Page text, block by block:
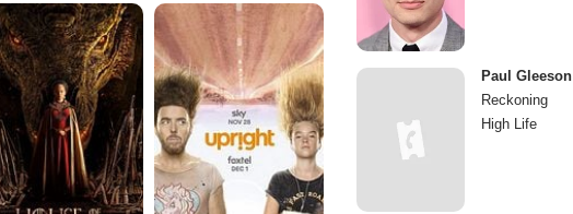
Paul Gleeson
Reckoning
High Life